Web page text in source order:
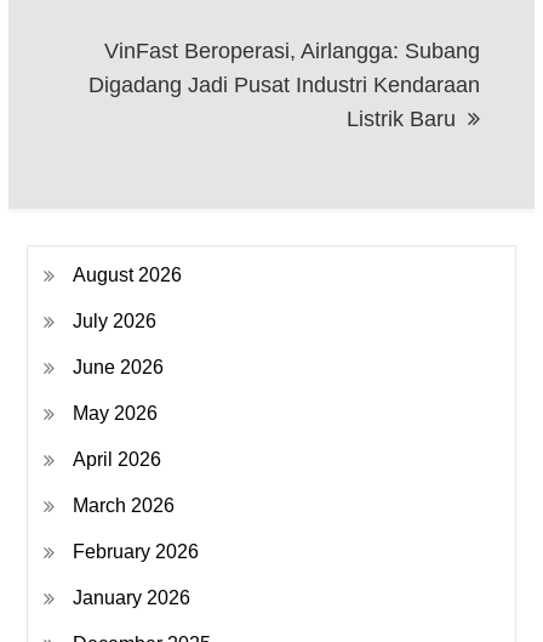
VinFast Beroperasi, Airlangga: Subang
Digadang Jadi Pusat Industri Kendaraan
Listrik Baru
August 2026
July 2026
June 2026
May 2026
April 2026
March 2026
February 2026
January 2026